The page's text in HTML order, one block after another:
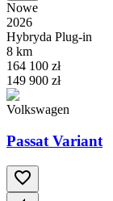
Nowe
2026
Hybryda Plug-in
8 km
164 100 zł
149 900 zł
Volkswagen
Passat Variant